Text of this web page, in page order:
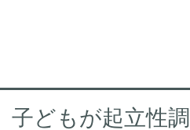
子どもが起立性